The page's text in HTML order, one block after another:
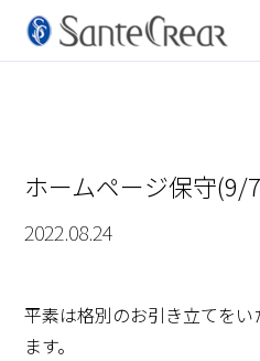
ホームページ保守(9/
2022.08.24
平素は格別のお引き立てを
ます。